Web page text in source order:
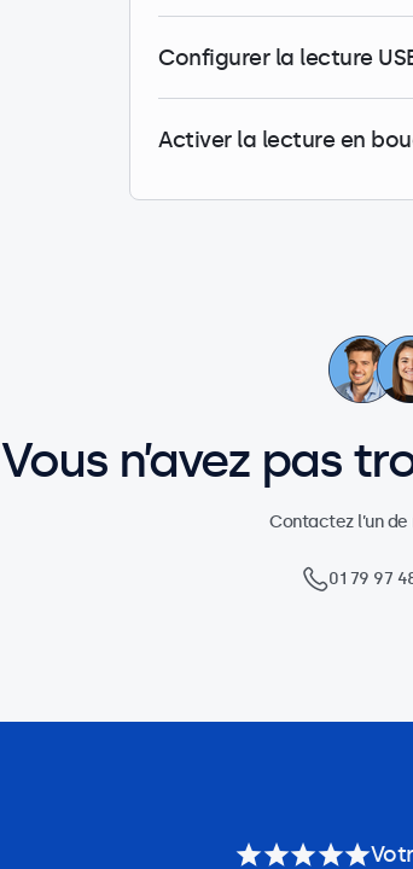
Configurer la lecture
Activer la lecture en
Vous n’avez pas
Contactez l’un
01 79 97